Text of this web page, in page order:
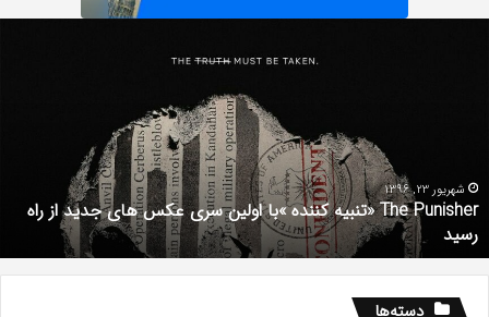
عکس
های
جدید
از
راه
رسید
شهریور 23, 1396
The Punisher «تنبیه کننده »با اولین سری عکس های جدید از راه
رسید
دسته‌ها